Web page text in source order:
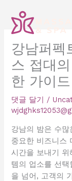
강남퍼펙
스 접대
한 가이드
댓글 달기 /
강남의 밤은 수
중요한 비즈니스
시간을 보내기 위
템의 업소를 선택
을 넘어, 고객의